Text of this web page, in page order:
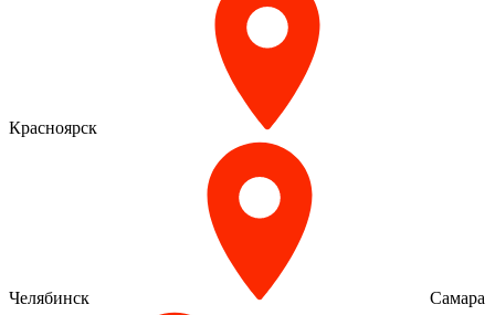
Красноярск
Челябинск Самара